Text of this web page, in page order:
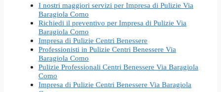
I nostri maggiori servizi per Impresa di Pulizie Via
Baragiola Como
Richiedi il preventivo per Impresa di Pulizie Via
Baragiola Como
Impresa di Pulizie Centri Benessere
Professionisti in Pulizie Centri Benessere Via
Baragiola Como
Pulizie Professionali Centri Benessere Via Baragiola
Como
Impresa di Pulizie Centri Benessere Via Baragiola